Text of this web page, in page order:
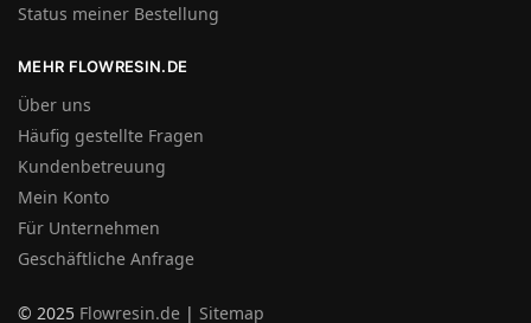
Status meiner Bestellung
MEHR FLOWRESIN.DE
Über uns
Häufig gestellte Fragen
Kundenbetreuung
Mein Konto
Für Unternehmen
Geschäftliche Anfrage
© 2025 Flowresin.de | Sitemap